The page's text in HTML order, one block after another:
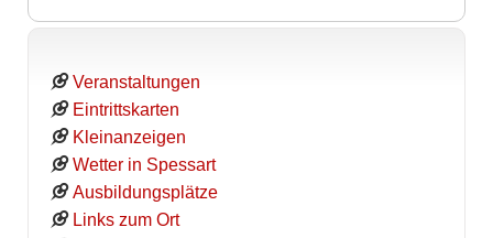
Veranstaltungen
Eintrittskarten
Kleinanzeigen
Wetter in Spessart
Ausbildungsplätze
Links zum Ort